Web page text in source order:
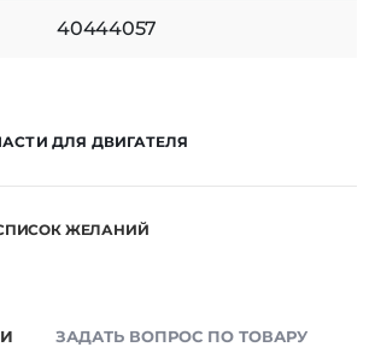
40444057
ДЛЯ ДВИГАТЕЛЯ
ЖЕЛАНИЙ
ЗАДАТЬ ВОПРОС ПО ТОВАРУ